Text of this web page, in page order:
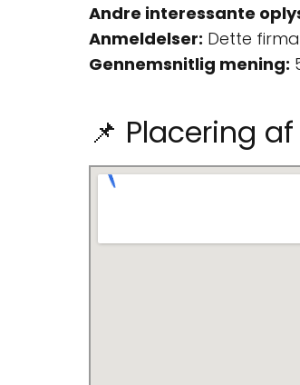
Andre interessante
Anmeldelser: Dette
Gennemsnitlig mening:
📌 Placering